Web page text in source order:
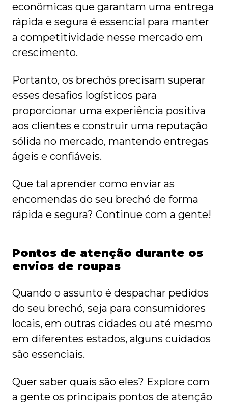
econômicas que garantam uma entrega
rápida e segura é essencial para manter
a competitividade nesse mercado em
crescimento.
Portanto, os brechós precisam superar
esses desafios logísticos para
proporcionar uma experiência positiva
aos clientes e construir uma reputação
sólida no mercado, mantendo entregas
ágeis e confiáveis.
Que tal aprender como enviar as
encomendas do seu brechó de forma
rápida e segura? Continue com a gente!
Pontos de atenção durante os
envios de roupas
Quando o assunto é despachar pedidos
do seu brechó, seja para consumidores
locais, em outras cidades ou até mesmo
em diferentes estados, alguns cuidados
são essenciais.
Quer saber quais são eles? Explore com
a gente os principais pontos de atenção